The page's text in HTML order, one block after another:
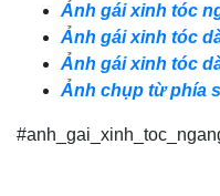
Ảnh gái xinh tóc
Ảnh gái xinh tóc
Ảnh gái xinh tóc
Ảnh chụp từ phía